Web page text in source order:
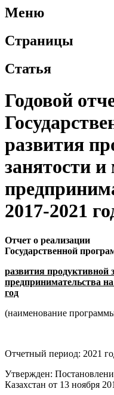
Меню
Страницы
Статья
Годовой
развития
занятости и
2017-2021
Отчет о реализации
Государственной
развития продуктивной
предпринимательства
год
(наименование
Отчетный период: 2021
Утвержден:
Казахстан от 13 ноября